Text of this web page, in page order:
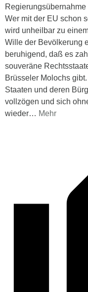
Wer mit der EU schon
wird unheilbar zu
Wille der Bevölkerung
beruhigend, daß es
souveräne
Brüsseler Molochs
Staaten und deren
vollzögen und sich
wieder… Mehr